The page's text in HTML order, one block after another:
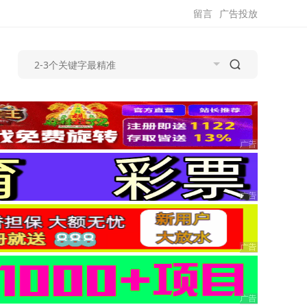
广告投放
留言